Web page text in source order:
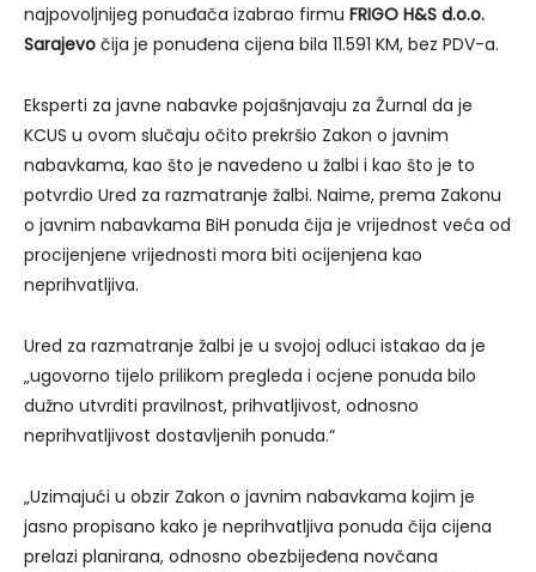
najpovoljnijeg ponuđača izabrao firmu FRIGO H&S d.o.o.
Sarajevo čija je ponuđena cijena bila 11.591 KM, bez PDV-a.
Eksperti za javne nabavke pojašnjavaju za Žurnal da je
KCUS u ovom slučaju očito prekršio Zakon o javnim
nabavkama, kao što je navedeno u žalbi i kao što je to
potvrdio Ured za razmatranje žalbi. Naime, prema Zakonu
o javnim nabavkama BiH ponuda čija je vrijednost veća od
procijenjene vrijednosti mora biti ocijenjena kao
neprihvatljiva.
Ured za razmatranje žalbi je u svojoj odluci istakao da je
„ugovorno tijelo prilikom pregleda i ocjene ponuda bilo
dužno utvrditi pravilnost, prihvatljivost, odnosno
neprihvatljivost dostavljenih ponuda.“
„Uzimajući u obzir Zakon o javnim nabavkama kojim je
jasno propisano kako je neprihvatljiva ponuda čija cijena
prelazi planirana, odnosno obezbijeđena novčana